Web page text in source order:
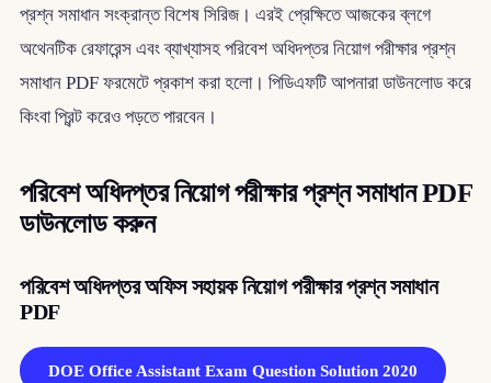
প্রশ্ন সমাধান সংক্রান্ত বিশেষ সিরিজ। এরই প্রেক্ষিতে আজকের ব্লগে
অথেনটিক রেফারেন্স এবং ব্যাখ্যাসহ পরিবেশ অধিদপ্তর নিয়োগ পরীক্ষার প্রশ্ন
সমাধান PDF ফরমেটে প্রকাশ করা হলো। পিডিএফটি আপনারা ডাউনলোড করে
কিংবা প্রিন্ট করেও পড়তে পারবেন।
পরিবেশ অধিদপ্তর নিয়োগ পরীক্ষার প্রশ্ন সমাধান PDF
ডাউনলোড করুন
পরিবেশ অধিদপ্তর অফিস সহায়ক নিয়োগ পরীক্ষার প্রশ্ন সমাধান
PDF
DOE Office Assistant Exam Question Solution 2020